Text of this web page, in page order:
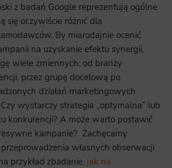
z badań Google reprezentują ogólne
się oczywiście różnić dla
By miarodajnie ocenić
na uzyskanie efektu synergii,
wiele zmiennych: od branży
przez grupę docelową po
działań marketingowych
wystarczy strategia „optymalna” lub
konkurencji? A może warto postawić
kampanie? Zachęcamy
własnych obserwacji
przykład zbadanie, jak na